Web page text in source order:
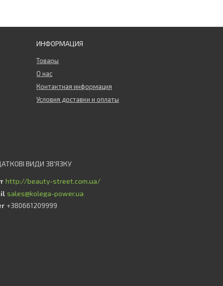
ИНФОРМАЦИЯ
Товары
О нас
Контактная информация
Условия доставки и оплаты
http://beauty-street.com.ua/
sales@kolega-power.ua
+380661209999